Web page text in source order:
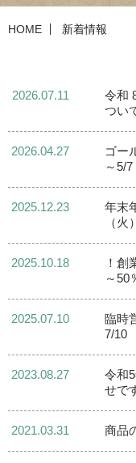
HOME 新着情報
2026.07.11
令和
つい
2026.04.27
ゴー
～5/
2025.12.23
年末
（
2025.10.18
！創
～50
2025.07.10
臨時
7/10
2023.08.27
令和
せで
2021.03.31 商品